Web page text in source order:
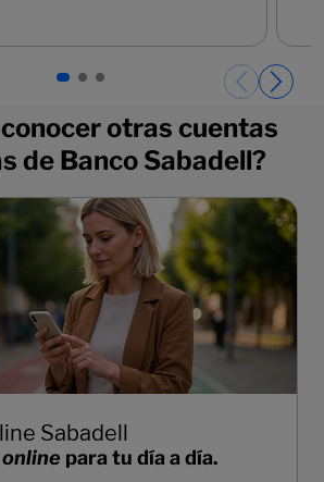
otras cuentas
de Banco Sabadell?
Sabadell
online para tu día a día.